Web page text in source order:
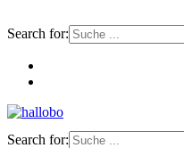
Search for:
Search for: